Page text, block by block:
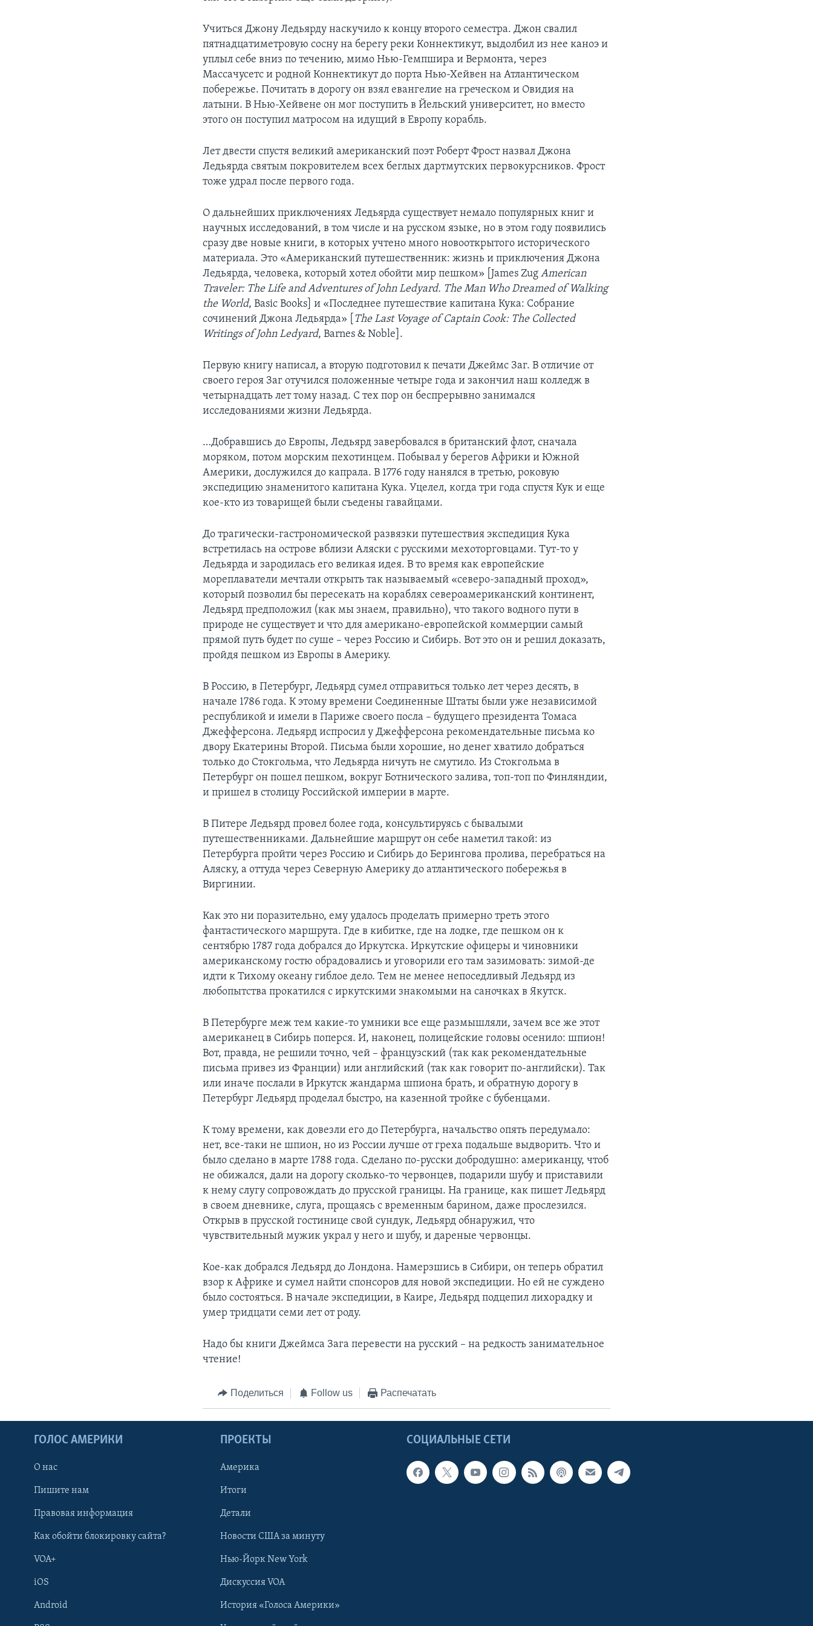
Учиться Джону Ледьярду наскучило к концу второго семестра. Джон свалил
пятнадцатиметровую сосну на берегу реки Коннектикут, выдолбил из нее каноэ и
уплыл себе вниз по течению, мимо Нью-Гемпшира и Вермонта, через
Массачусетс и родной Коннектикут до порта Нью-Хейвен на Атлантическом
побережье. Почитать в дорогу он взял евангелие на греческом и Овидия на
латыни. В Нью-Хейвене он мог поступить в Йельский университет, но вместо
этого он поступил матросом на идущий в Европу корабль.
Лет двести спустя великий американский поэт Роберт Фрост назвал Джона
Ледьярда святым покровителем всех беглых дартмутских первокурсников. Фрост
тоже удрал после первого года.
О дальнейших приключениях Ледьярда существует немало популярных книг и
научных исследований, в том числе и на русском языке, но в этом году появились
сразу две новые книги, в которых учтено много новооткрытого исторического
материала. Это «Американский путешественник: жизнь и приключения Джона
Ледьярда, человека, который хотел обойти мир пешком» [James ZugAmerican
Traveler: The Life and Adventures of John Ledyard. The Man Who Dreamed of Walking
the World, Basic Books] и «Последнее путешествие капитана Кука: Собрание
сочинений Джона Ледьярда» [
The Last Voyage of Captain Cook: The Collected
Writings of John Ledyard, Barnes & Noble].
Первую книгу написал, а вторую подготовил к печати Джеймс Заг. В отличие от
своего героя Заг отучился положенные четыре года и закончил наш колледж в
четырнадцать лет тому назад. С тех пор он беспрерывно занимался
исследованиями жизни Ледьярда.
…Добравшись до Европы, Ледьярд завербовался в британский флот, сначала
моряком, потом морским пехотинцем. Побывал у берегов Африки и Южной
Америки, дослужился до капрала. В 1776 году нанялся в третью, роковую
экспедицию знаменитого капитана Кука. Уцелел, когда три года спустя Кук и еще
кое-кто из товарищей были съедены гавайцами.
До трагически-гастрономической развязки путешествия экспедиция Кука
встретилась на острове вблизи Аляски с русскими мехоторговцами. Тут-то у
Ледьярда и зародилась его великая идея. В то время как европейские
мореплаватели мечтали открыть так называемый «северо-западный проход»,
который позволил бы пересекать на кораблях североамериканский континент,
Ледьярд предположил (как мы знаем, правильно), что такого водного пути в
природе не существует и что для американо-европейской коммерции самый
прямой путь будет по суше – через Россию и Сибирь. Вот это он и решил доказать,
пройдя пешком из Европы в Америку.
В Россию, в Петербург, Ледьярд сумел отправиться только лет через десять, в
начале 1786 года. К этому времени Соединенные Штаты были уже независимой
республикой и имели в Париже своего посла – будущего президента Томаса
Джефферсона. Ледьярд испросил у Джефферсона рекомендательные письма ко
двору Екатерины Второй. Письма были хорошие, но денег хватило добраться
только до Стокгольма, что Ледьярда ничуть не смутило. Из Стокгольма в
Петербург он пошел пешком, вокруг Ботнического залива, топ-топ по Финляндии,
и пришел в столицу Российской империи в марте.
В Питере Ледьярд провел более года, консультируясь с бывалыми
путешественниками. Дальнейшие маршрут он себе наметил такой: из
Петербурга пройти через Россию и Сибирь до Берингова пролива, перебраться на
Аляску, а оттуда через Северную Америку до атлантического побережья в
Виргинии.
Как это ни поразительно, ему удалось проделать примерно треть этого
фантастического маршрута. Где в кибитке, где на лодке, где пешком он к
сентябрю 1787 года добрался до Иркутска. Иркутские офицеры и чиновники
американскому гостю обрадовались и уговорили его там зазимовать: зимой-де
идти к Тихому океану гиблое дело. Тем не менее непоседливый Ледьярд из
любопытства прокатился с иркутскими знакомыми на саночках в Якутск.
В Петербурге меж тем какие-то умники все еще размышляли, зачем все же этот
американец в Сибирь поперся. И, наконец, полицейские головы осенило: шпион!
Вот, правда, не решили точно, чей – французский (так как рекомендательные
письма привез из Франции) или английский (так как говорит по-английски). Так
или иначе послали в Иркутск жандарма шпиона брать, и обратную дорогу в
Петербург Ледьярд проделал быстро, на казенной тройке с бубенцами.
К тому времени, как довезли его до Петербурга, начальство опять передумало:
нет, все-таки не шпион, но из России лучше от греха подальше выдворить. Что и
было сделано в марте 1788 года. Сделано по-русски добродушно: американцу, чтоб
не обижался, дали на дорогу сколько-то червонцев, подарили шубу и приставили
к нему слугу сопровождать до прусской границы. На границе, как пишет Ледьярд
в своем дневнике, слуга, прощаясь с временным барином, даже прослезился.
Открыв в прусской гостинице свой сундук, Ледьярд обнаружил, что
чувствительный мужик украл у него и шубу, и дареные червонцы.
Кое-как добрался Ледьярд до Лондона. Намерзшись в Сибири, он теперь обратил
взор к Африке и сумел найти спонсоров для новой экспедиции. Но ей не суждено
было состояться. В начале экспедиции, в Каире, Ледьярд подцепил лихорадку и
умер тридцати семи лет от роду.
Надо бы книги Джеймса Зага перевести на русский – на редкость занимательное
чтение!
Поделиться Follow us Распечатать
СОЦИАЛЬНЫЕ СЕТИ
ГОЛОС АМЕРИКИ
О нас
Пишите нам
Правовая информация
Как обойти блокировку сайта?
VOA+
iOS
Android
ПРОЕКТЫ
Америка
Итоги
Детали
Новости США за минуту
Нью-Йорк New York
Дискуссия VOA
История «Голоса Америки»